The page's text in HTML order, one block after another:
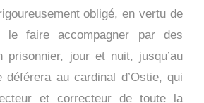
obligé, en vertu de
le faire accompagner par des
prisonnier, jour et nuit, jusqu’au
au cardinal d’Ostie, qui
et correcteur de toute la